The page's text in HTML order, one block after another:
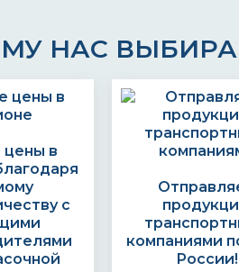
НАС
цены в
с
компаниями
России!